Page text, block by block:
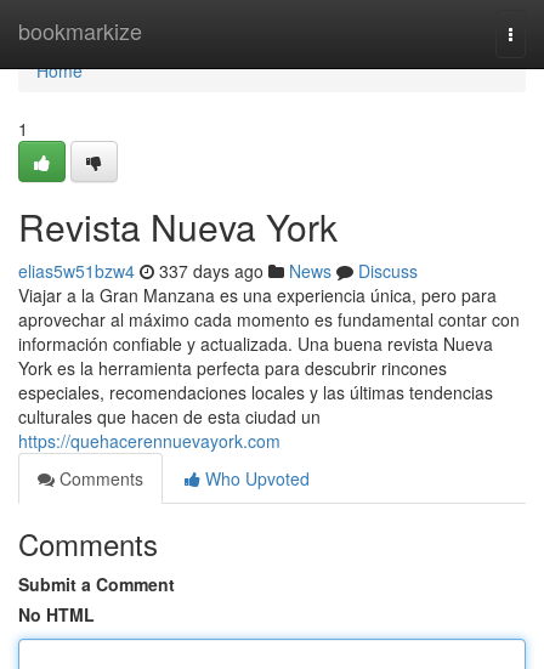
bookmarkize
Home
Home
1
Revista Nueva York
elias5w51bzw4 337 days ago News
Discuss
Viajar a la Gran Manzana es una experiencia única, pero para
aprovechar al máximo cada momento es fundamental contar con
información confiable y actualizada. Una buena revista Nueva
York es la herramienta perfecta para descubrir rincones
especiales, recomendaciones locales y las últimas tendencias
culturales que hacen de esta ciudad un
https://quehacerennuevayork.com
Comments
Who Upvoted
Comments
Submit a Comment
No HTML